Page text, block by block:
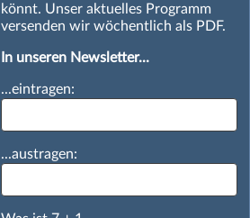
könnt. Unser aktuelles Programm
versenden wir wöchentlich als PDF.
In unseren Newsletter...
...eintragen:
...austragen: